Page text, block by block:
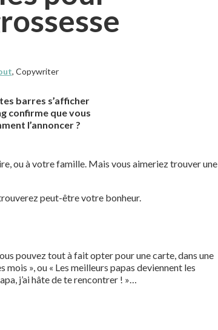
, Copywriter
barres s’afficher
confirme que vous
l’annoncer ?
ou à votre famille. Mais vous aimeriez trouver une
peut-être votre bonheur.
pouvez tout à fait opter pour une carte, dans une
», ou « Les meilleurs papas deviennent les
j’ai hâte de te rencontrer ! »…